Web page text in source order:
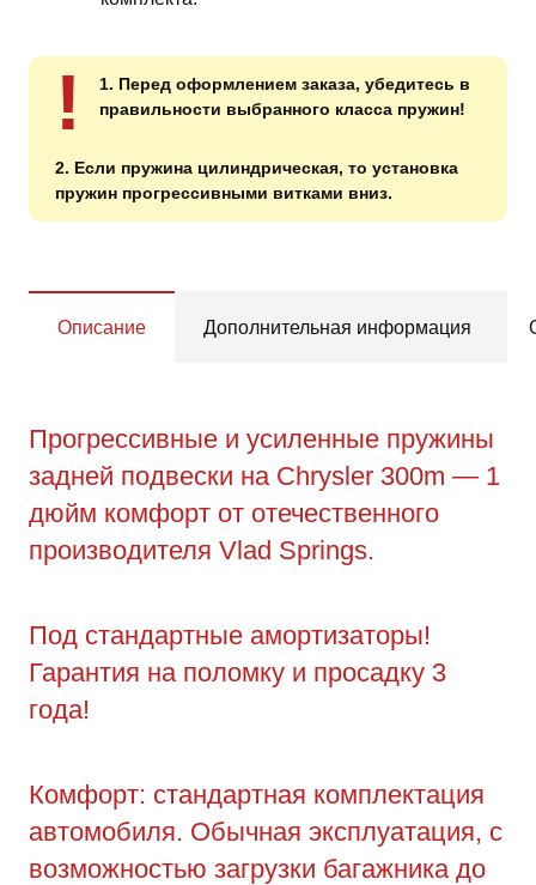
!
1. Перед оформлением заказа, убедитесь в
правильности выбранного класса пружин!
2. Если пружина цилиндрическая, то установка
пружин прогрессивными витками вниз.
Описание Дополнительная информация
Прогрессивные и усиленные пружины
задней подвески на Chrysler 300m — 1
дюйм комфорт от отечественного
производителя Vlad Springs.
Под стандартные амортизаторы!
Гарантия на поломку и просадку 3
года!
Комфорт: стандартная комплектация
автомобиля. Обычная эксплуатация, с
возможностью загрузки багажника до